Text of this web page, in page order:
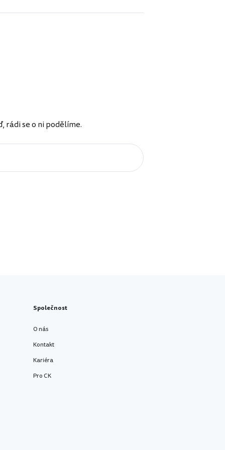
rádi se o ni podělíme.
Společnost
O nás
Kontakt
Kariéra
Pro CK